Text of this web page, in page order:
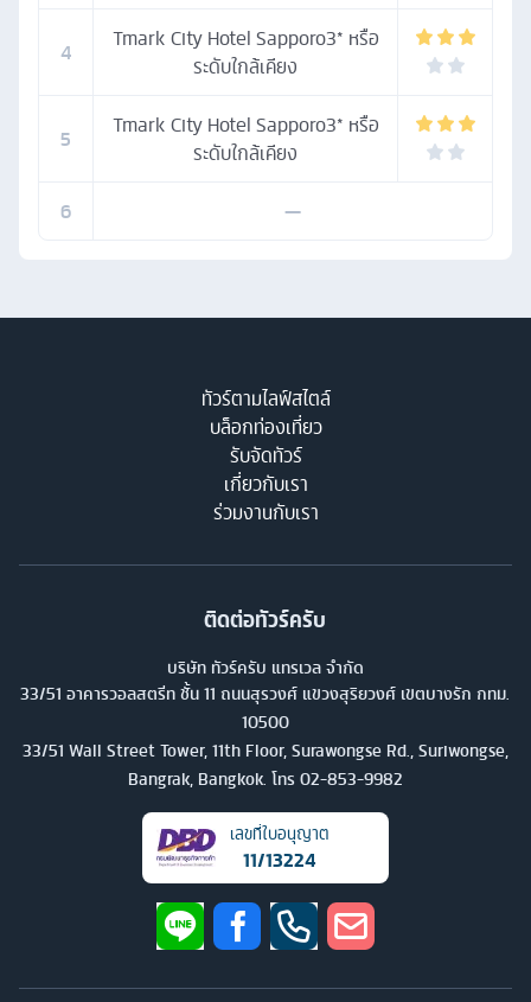
4
Tmark City Hotel Sapporo3* หรือ
ระดับใกล้เคียง
5
Tmark City Hotel Sapporo3* หรือ
ระดับใกล้เคียง
6
—
ทัวร์ตามไลฟ์สไตล์
บล็อกท่องเที่ยว
รับจัดทัวร์
เกี่ยวกับเรา
ร่วมงานกับเรา
ติดต่อทัวร์ครับ
บริษัท ทัวร์ครับ แทรเวล จำกัด
33/51 อาคารวอลสตรีท ชั้น 11 ถนนสุรวงศ์ แขวงสุริยวงศ์ เขตบางรัก กทม.
10500
33/51 Wall Street Tower, 11th Floor, Surawongse Rd., Suriwongse,
Bangrak, Bangkok. โทร 02-853-9982
เลขที่ใบอนุญาต
11/13224